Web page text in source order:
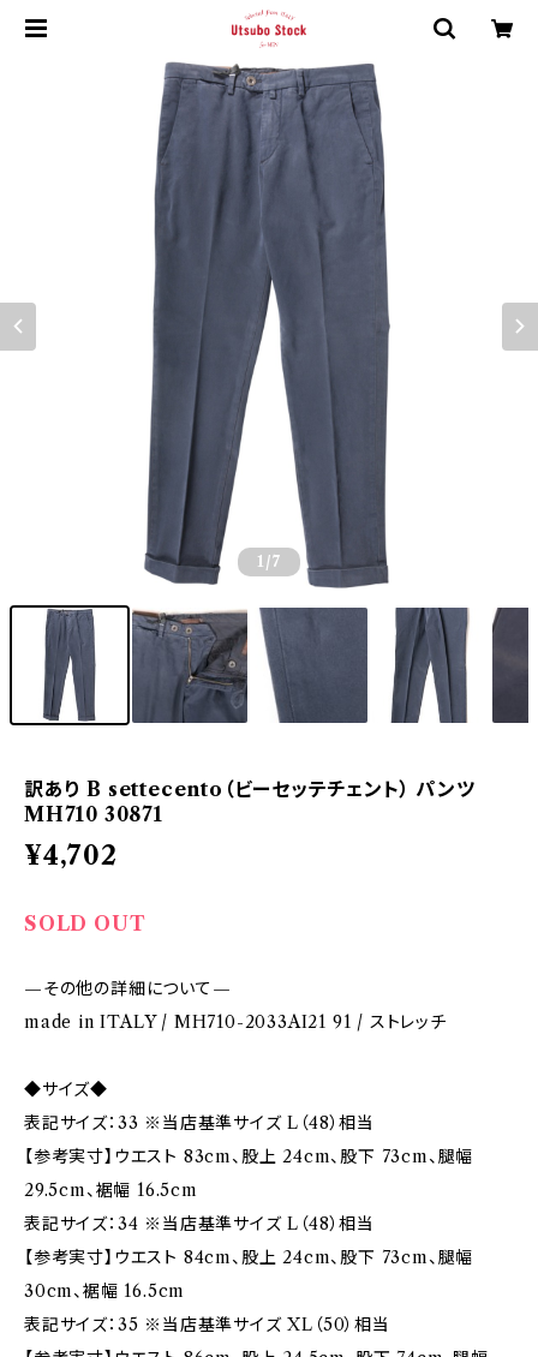
1 /7
訳あり B settecento（ビーセッテチェント） パンツ
MH710 30871
¥4,702
SOLD OUT
—その他の詳細について—
made in ITALY / MH710-2033AI21 91 / ストレッチ
◆サイズ◆
表記サイズ：33 ※当店基準サイズ L（48）相当
【参考実寸】ウエスト 83cm、股上 24cm、股下 73cm、腿幅
29.5cm、裾幅 16.5cm
表記サイズ：34 ※当店基準サイズ L（48）相当
【参考実寸】ウエスト 84cm、股上 24cm、股下 73cm、腿幅
30cm、裾幅 16.5cm
表記サイズ：35 ※当店基準サイズ XL（50）相当